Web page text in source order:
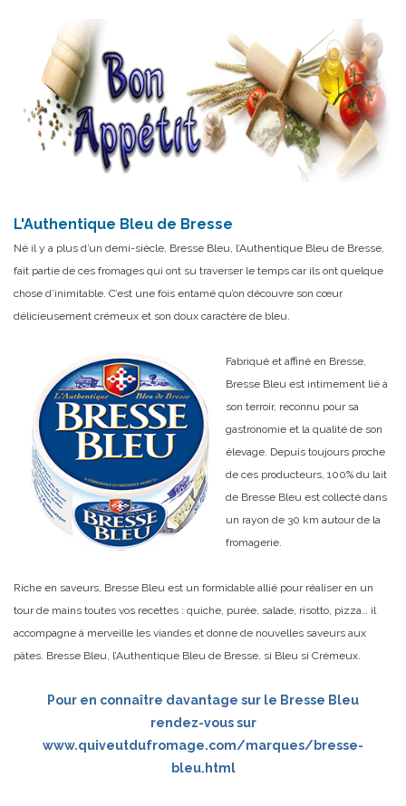
L'Authentique Bleu de Bresse
Né il y a plus d’un demi-siècle, Bresse Bleu, l’Authentique Bleu de Bresse,
fait partie de ces fromages qui ont su traverser le temps car ils ont quelque
chose d’inimitable. C’est une fois entamé qu’on découvre son cœur
délicieusement crémeux et son doux caractère de bleu.
Fabriqué et affiné en Bresse,
Bresse Bleu est intimement lié à
son terroir, reconnu pour sa
gastronomie et la qualité de son
élevage. Depuis toujours proche
de ces producteurs, 100% du lait
de Bresse Bleu est collecté dans
un rayon de 30 km autour de la
fromagerie.
Riche en saveurs, Bresse Bleu est un formidable allié pour réaliser en un
tour de mains toutes vos recettes : quiche, purée, salade, risotto, pizza… il
accompagne à merveille les viandes et donne de nouvelles saveurs aux
pâtes. Bresse Bleu, l’Authentique Bleu de Bresse, si Bleu si Crémeux.
Pour en connaître davantage sur le Bresse Bleu
rendez-vous sur
www.quiveutdufromage.com/marques/bresse-
bleu.html